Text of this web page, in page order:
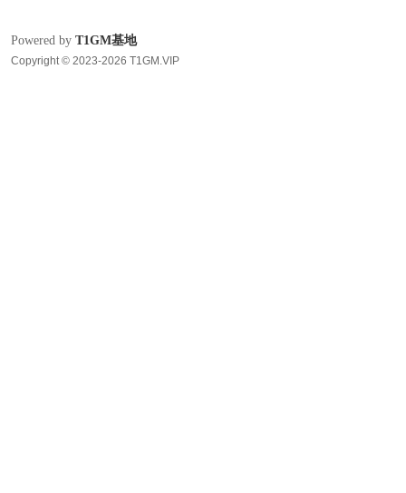
Powered by T1GM基地
Copyright © 2023-2026 T1GM.VIP